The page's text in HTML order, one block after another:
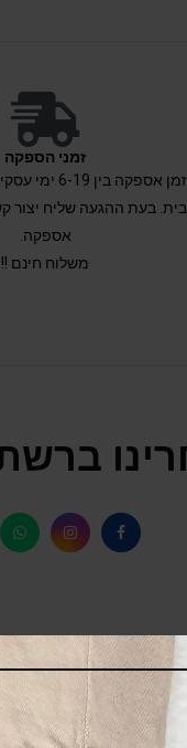
זמני הספקה
זמן אספקה
בעת ההגעה שליח יצור
אספקה.
משלוח חינם !!
SALE